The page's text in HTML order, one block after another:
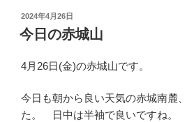
投
稿
日:
2024年4月26日
今日の赤城山
4月26日(金)の赤城山です。
今日も朝から良い天気の赤城南麓
た。 日中は半袖で良いですね。